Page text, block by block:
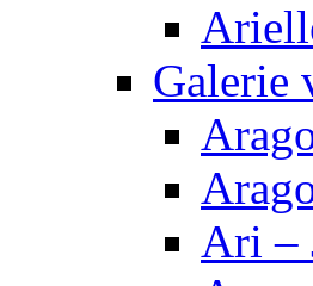
Galerie
Ari –